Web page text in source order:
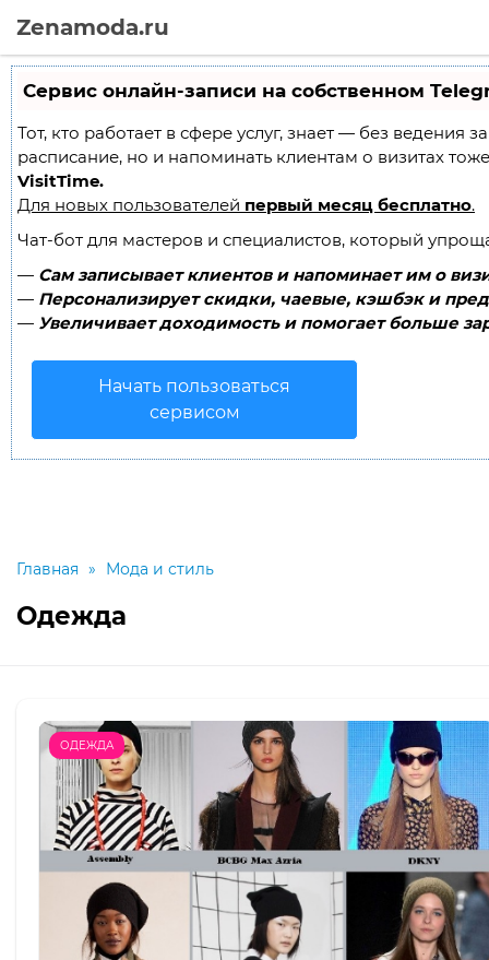
Zenamoda.ru
Сервис онлайн-записи на собственном
Тот, кто работает в сфере услуг, знает — без ведения
расписание, но и напоминать клиентам о визитах
VisitTime.
Для новых пользователей первый месяц бесплатно.
Чат-бот для мастеров и специалистов, который
— Сам записывает клиентов и напоминает им о
— Персонализирует скидки, чаевые, кэшбэк и
— Увеличивает доходимость и помогает больше
Начать пользоваться
сервисом
Главная » Мода и стиль
Одежда
ОДЕЖДА